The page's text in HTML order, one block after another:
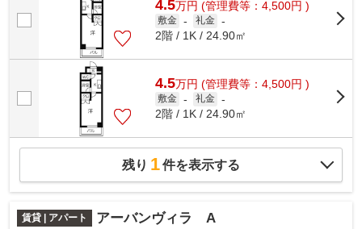
4.5万円 (管理費等：4,500円 )
敷金 - 礼金 -
2階 / 1K / 24.90㎡
4.5万円 (管理費等：4,500円 )
敷金 - 礼金 -
2階 / 1K / 24.90㎡
残り 1件を表示する
賃貸 | アパート アーバンヴィラ A